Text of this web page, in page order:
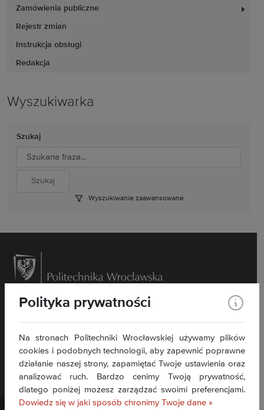
Zamówienia publiczne
Rejestr zmian
Instrukcja obsługi
Redakcja
Wyszukiwarka
Szukaj
Wyszukiwanie zaawansowane
Deklaracja dostępności BIP »
Polityka prywatności
Na stronach Politechniki Wrocławskiej używamy plików
cookies i podobnych technologii, aby zapewnić poprawne
działanie naszej strony, zapamiętać Twoje ustawienia oraz
analizować ruch. Bardzo cenimy Twoją prywatność,
dlatego poniżej możesz zarządzać swoimi preferencjami.
Dowiedz się w jaki sposób chronimy Twoje dane »